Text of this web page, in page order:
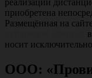
реализации
приобретена
Размещённая на
носит исключительно
ООО: